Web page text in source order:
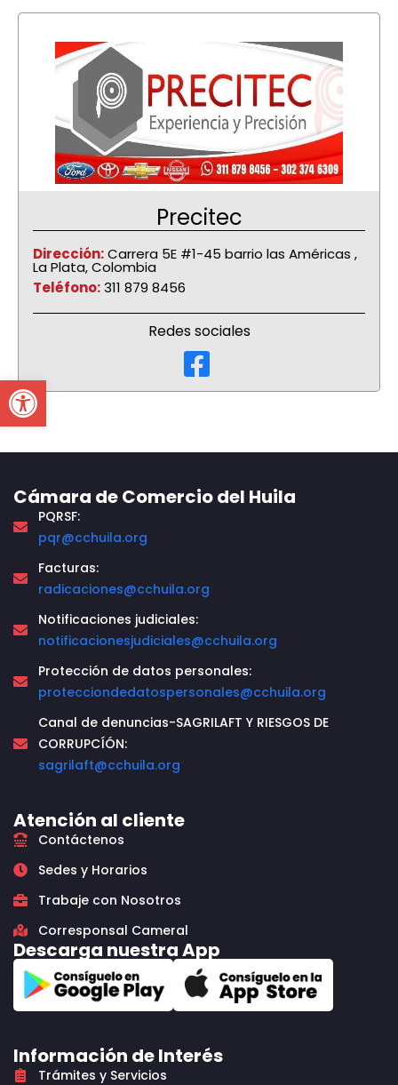
Open toolbar
Precitec
Dirección:Carrera 5E #1-45 barrio las Américas ,
La Plata, Colombia
Teléfono:311 879 8456
Redes sociales
Cámara de Comercio del Huila
PQRSF:
pqr@cchuila.org
Facturas:
radicaciones@cchuila.org
Notificaciones judiciales:
notificacionesjudiciales@cchuila.org
Protección de datos personales:
protecciondedatospersonales@cchuila.org
Canal de denuncias-SAGRILAFT Y RIESGOS DE
CORRUPCÍÓN:
sagrilaft@cchuila.org
Atención al cliente
Contáctenos
Sedes y Horarios
Trabaje con Nosotros
Corresponsal Cameral
Descarga nuestra App
Información de Interés
Trámites y Servicios